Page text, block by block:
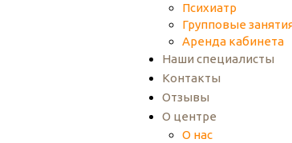
Психиатр
Групповые
Аренда кабинета
Наши специалисты
Контакты
Отзывы
О центре
О нас